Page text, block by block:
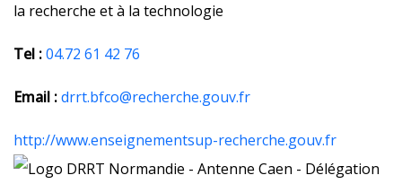
la recherche et à la technologie
Tel :04.72 61 42 76
Email :drrt.bfco@recherche.gouv.fr
http://www.enseignementsup-recherche.gouv.fr